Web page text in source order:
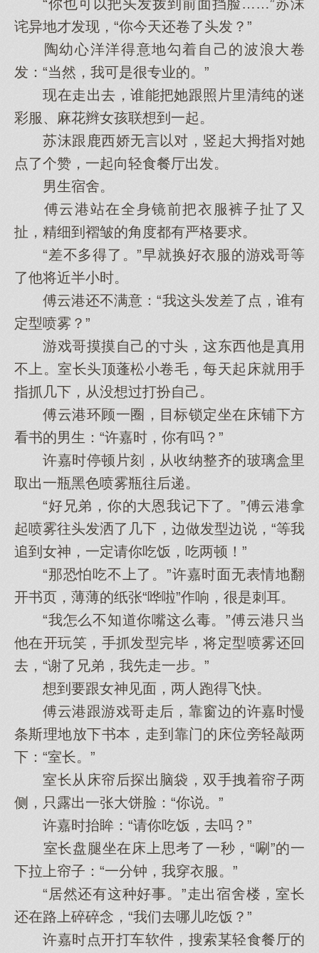
“你也可以把头发拨到前面挡脸……”苏沫
诧异地才发现，“你今天还卷了头发？”
陶幼心洋洋得意地勾着自己的波浪大卷
发：“当然，我可是很专业的。”
现在走出去，谁能把她跟照片里清纯的迷
彩服、麻花辫女孩联想到一起。
苏沫跟鹿西娇无言以对，竖起大拇指对她
点了个赞，一起向轻食餐厅出发。
男生宿舍。
傅云港站在全身镜前把衣服裤子扯了又
扯，精细到褶皱的角度都有严格要求。
“差不多得了。”早就换好衣服的游戏哥等
了他将近半小时。
傅云港还不满意：“我这头发差了点，谁有
定型喷雾？”
游戏哥摸摸自己的寸头，这东西他是真用
不上。室长头顶蓬松小卷毛，每天起床就用手
指抓几下，从没想过打扮自己。
傅云港环顾一圈，目标锁定坐在床铺下方
看书的男生：“许嘉时，你有吗？”
许嘉时停顿片刻，从收纳整齐的玻璃盒里
取出一瓶黑色喷雾瓶往后递。
“好兄弟，你的大恩我记下了。”傅云港拿
起喷雾往头发洒了几下，边做发型边说，“等我
追到女神，一定请你吃饭，吃两顿！”
“那恐怕吃不上了。”许嘉时面无表情地翻
开书页，薄薄的纸张“哗啦”作响，很是刺耳。
“我怎么不知道你嘴这么毒。”傅云港只当
他在开玩笑，手抓发型完毕，将定型喷雾还回
去，“谢了兄弟，我先走一步。”
想到要跟女神见面，两人跑得飞快。
傅云港跟游戏哥走后，靠窗边的许嘉时慢
条斯理地放下书本，走到靠门的床位旁轻敲两
下：“室长。”
室长从床帘后探出脑袋，双手拽着帘子两
侧，只露出一张大饼脸：“你说。”
许嘉时抬眸：“请你吃饭，去吗？”
室长盘腿坐在床上思考了一秒，“唰”的一
下拉上帘子：“一分钟，我穿衣服。”
“居然还有这种好事。”走出宿舍楼，室长
还在路上碎碎念，“我们去哪儿吃饭？”
许嘉时点开打车软件，搜索某轻食餐厅的